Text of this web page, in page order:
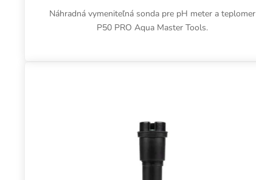
Náhradná vymeniteľná sonda pre pH meter a teplomer
P50 PRO Aqua Master Tools.